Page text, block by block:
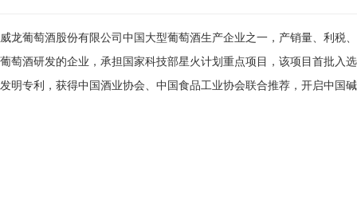
威龙葡萄酒股份有限公司中国大型葡萄酒生产企业之一，产销量、利
葡萄酒研发的企业，承担国家科技部星火计划重点项目，该项目首批入
发明专利，获得中国酒业协会、中国食品工业协会联合推荐，开启中国